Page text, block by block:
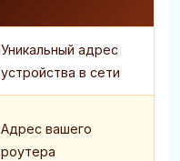
Уникальный адрес
устройства в сети
Адрес вашего
роутера